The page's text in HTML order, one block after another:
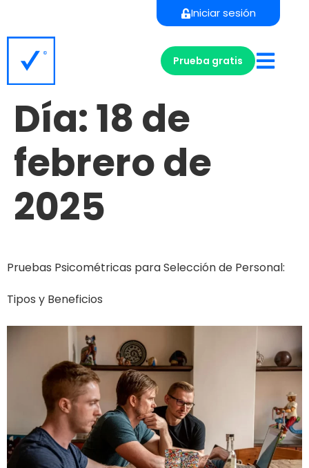
Iniciar sesión
Prueba gratis
Día:18 de
febrero de
2025
Pruebas Psicométricas para Selección de Personal:
Tipos y Beneficios